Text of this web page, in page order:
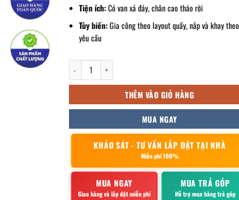
Tiện ích:Có van xả đáy, chân cao tháo rời
Tùy biến:Gia công theo layout quầy, nắp và khay theo
yêu cầu
Thùng đá inox có chân 960x700x800mm số lượng
THÊM VÀO GIỎ HÀNG
MUA NGAY
KHẢO SÁT - TƯ VẤN LẮP ĐẶT TẠI NHÀ
Miễn phí 100%
MUA NGAY
Giao hàng và lắp đặt miễn phí
MUA TRẢ GÓP
Hỗ trợ mua hàng trả góp